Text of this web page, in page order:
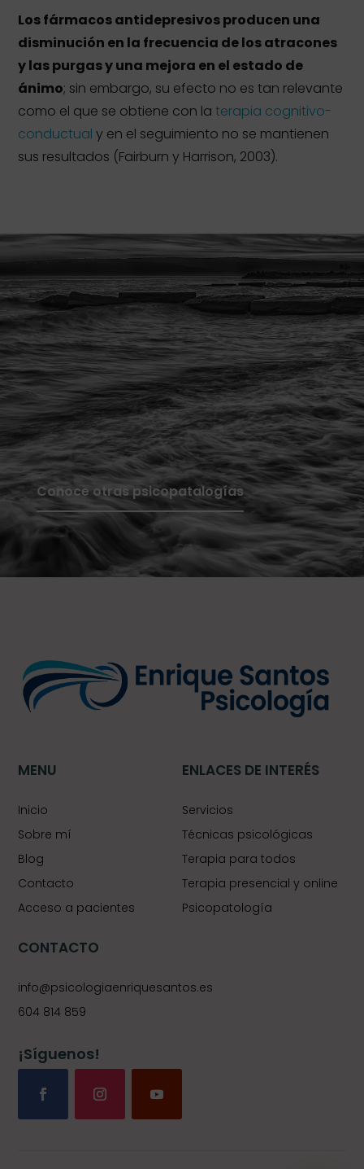
Los fármacos antidepresivos producen una
disminución en la frecuencia de los atracones
y las purgas y una mejora en el estado de
ánimo; sin embargo, su efecto no es tan relevante
como el que se obtiene con la terapia cognitivo-
conductual y en el seguimiento no se mantienen
sus resultados (Fairburn y Harrison, 2003).
Conoce otras psicopatalogías
MENU
Inicio
Sobre mí
Blog
Contacto
Acceso a pacientes
ENLACES DE INTERÉS
Servicios
Técnicas psicológicas
Terapia para todos
Terapia presencial y online
Psicopatología
CONTACTO
info@psicologiaenriquesantos.es
604 814 859
¡Síguenos!